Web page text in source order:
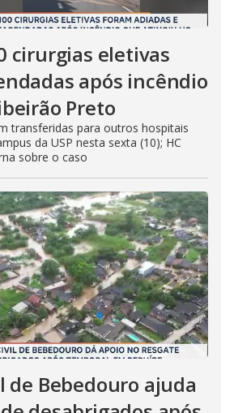
cirurgias eletivas
após incêndio
Preto
transferidas para outros hospitais
da USP nesta sexta (10); HC
sobre o caso
de Bebedouro ajuda